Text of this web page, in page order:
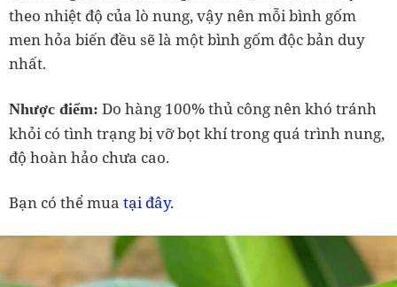
theo nhiệt độ của lò nung, vậy nên mỗi bình gốm
men hỏa biến đều sẽ là một bình gốm độc bản duy
nhất.
Nhược điểm: Do hàng 100% thủ công nên khó tránh
khỏi có tình trạng bị vỡ bọt khí trong quá trình nung,
độ hoàn hảo chưa cao.
Bạn có thể mua tại đây.